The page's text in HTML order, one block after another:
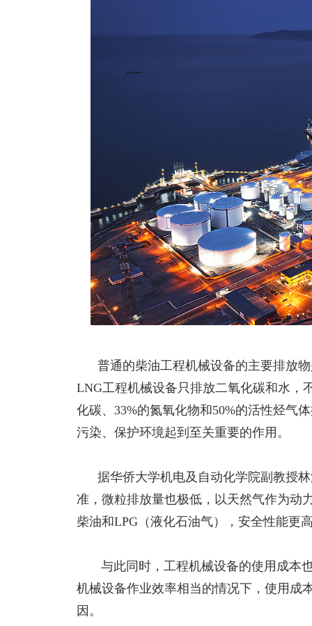
普通的柴油工程机械设备的主要排放物
LNG工程机械设备只排放二氧化碳和水，
化碳、33%的氮氧化物和50%的活性烃气
污染、保护环境起到至关重要的作用。
据华侨大学机电及自动化学院副教授林
准，微粒排放量也极低，以天然气作为动
柴油和LPG（液化石油气），安全性能更
与此同时，工程机械设备的使用成本
机械设备作业效率相当的情况下，使用成
因。